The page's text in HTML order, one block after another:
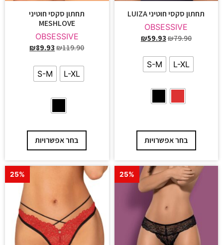
תחתון סקסי חוטיני LUIZA
OBSESSIVE
₪79.90
₪59.93
L-XL
S-M
בחר אפשרויות
תחתון סקסי חוטיני
MESHLOVE
OBSESSIVE
₪119.90
₪89.93
L-XL
S-M
בחר אפשרויות
25%
25%